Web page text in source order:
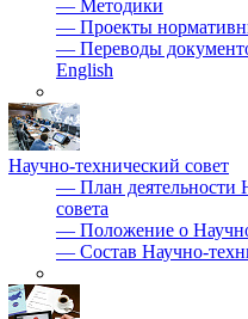
— Методики
— Проекты
— Переводы
English
Научно-технический совет
— План деятельности
совета
— Положение о
— Состав Научно-